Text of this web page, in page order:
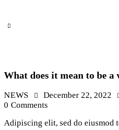
What does it mean to be a
NEWS December 22, 2022
0 Comments
Adipiscing elit, sed do eiusmod